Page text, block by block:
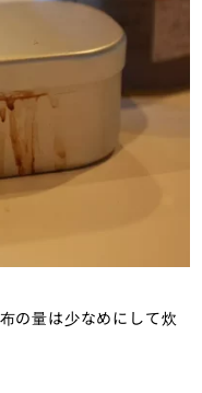
の量は少なめにして炊